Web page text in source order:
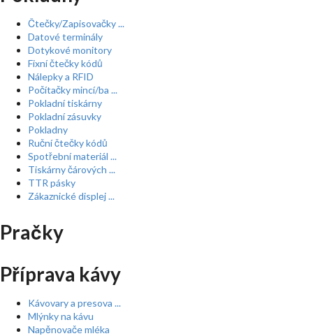
Čtečky/Zapisovačky ...
Datové terminály
Dotykové monitory
Fixní čtečky kódů
Nálepky a RFID
Počítačky mincí/ba ...
Pokladní tiskárny
Pokladní zásuvky
Pokladny
Ruční čtečky kódů
Spotřební materiál ...
Tiskárny čárových ...
TTR pásky
Zákaznické displej ...
Pračky
Příprava kávy
Kávovary a presova ...
Mlýnky na kávu
Napěnovače mléka